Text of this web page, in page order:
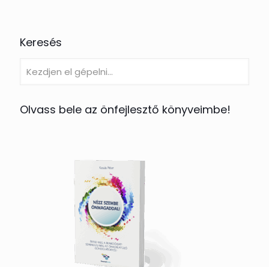
Keresés
Olvass bele az önfejlesztő könyveimbe!